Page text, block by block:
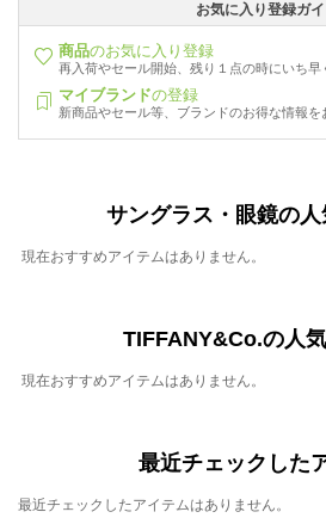
お気に入り登録ガ
商品のお気に入り登録
再入荷やセール開始、残り１点の時にいち早
マイブランドの登録
新商品やセール等、ブランドのお得な情報を
サングラス・眼鏡の
現在おすすめアイテムはありません。
TIFFANY&Co.の人
現在おすすめアイテムはありません。
最近チェックした
最近チェックしたアイテムはありません。